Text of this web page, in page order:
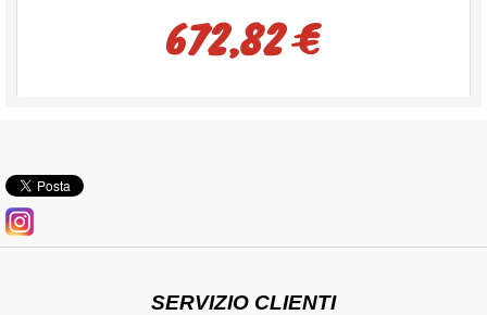
672,82 €
SERVIZIO CLIENTI